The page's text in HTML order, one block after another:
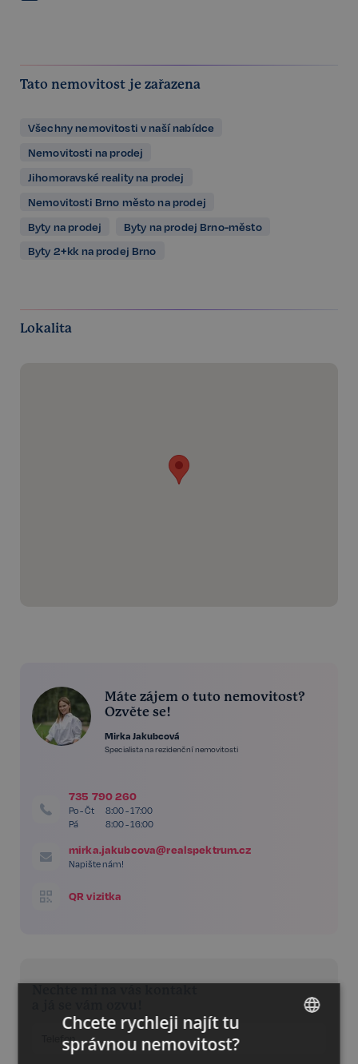
Tato nemovitost je zařazena
Všechny nemovitosti v naší nabídce
Nemovitosti na prodej
Jihomoravské reality na prodej
Nemovitosti Brno město na prodej
Byty na prodej
Byty na prodej Brno-město
Byty 2+kk na prodej Brno
Lokalita
Máte zájem o tuto nemovitost?
Ozvěte se!
Mirka Jakubcová
Specialista na rezidenční nemovitosti
735 790 260
Po - Čt
8:00 - 17:00
Pá
8:00 - 16:00
mirka.jakubcova@realspektrum.cz
Napište nám!
QR vizitka
Chcete rychleji najít tu
správnou nemovitost?